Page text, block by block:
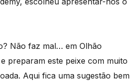
Não faz mal… em Olhão
preparam este peixe com muito
Aqui fica uma sugestão bem